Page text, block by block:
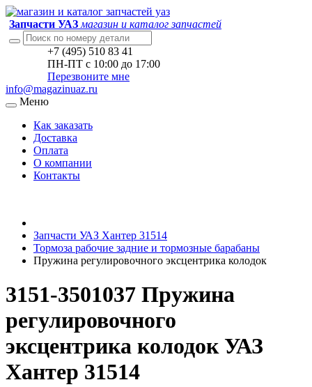
Запчасти УАЗ магазин и каталог запчастей
+7 (495) 510 83 41
ПН-ПТ с 10:00 до 17:00
Перезвоните мне
info@magazinuaz.ru
Меню
Как заказать
Доставка
Оплата
О компании
Контакты
Запчасти УАЗ Хантер 31514
Тормоза рабочие задние и тормозные барабаны
Пружина регулировочного эксцентрика колодок
3151-3501037 Пружина
регулировочного
эксцентрика колодок УАЗ
Хантер 31514